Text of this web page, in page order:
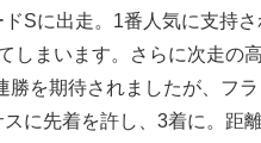
ドSに出走。1番人気に支持
しまいます。さらに次走の
勝を期待されましたが、フ
に先着を許し、3着に。距